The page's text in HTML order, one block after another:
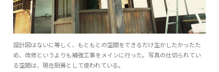
設計図はないに等しく、もともとの空間をできるだけ生かしたかったた
め、改修というよりも補強工事をメインに行った。写真の仕切られてい
る空間は、現在厨房として使われている。